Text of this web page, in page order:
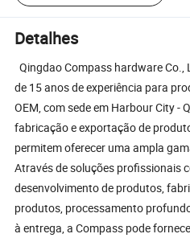
Detalhes
Qingdao Compass hardware
de 15 anos de experiência para
OEM, com sede em Harbour City -
fabricação e exportação de
permitem oferecer uma ampla
Através de soluções profissionais
desenvolvimento de produtos,
produtos, processamento
à entrega, a Compass pode